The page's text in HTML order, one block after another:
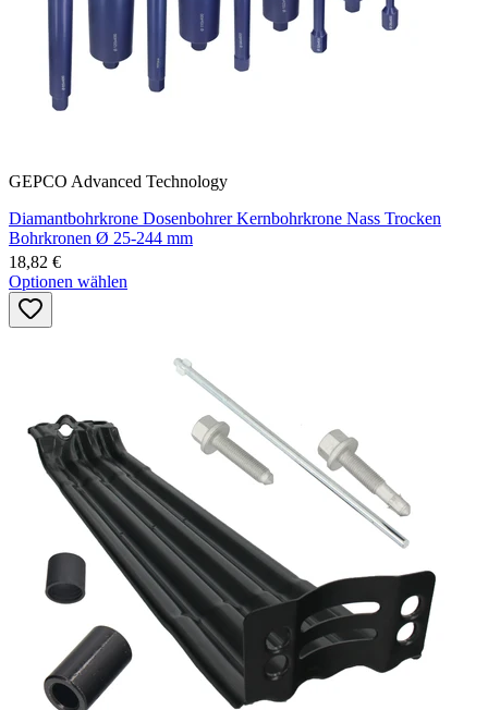
GEPCO Advanced Technology
Diamantbohrkrone Dosenbohrer Kernbohrkrone Nass Trocken
Bohrkronen Ø 25-244 mm
18,82 €
Optionen wählen